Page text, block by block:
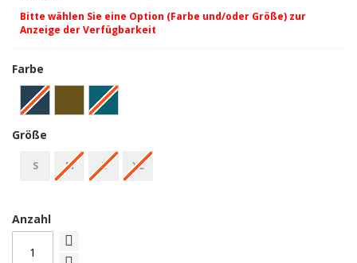
Bitte wählen Sie eine Option (Farbe und/oder Größe) zur
Anzeige der Verfügbarkeit
Farbe
Größe
S M L XL
Anzahl